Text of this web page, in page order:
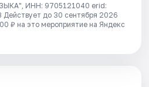
ИНН: 9705121040 erid:
Действует до 30 сентября 2026
₽ на это мероприятие на Яндекс